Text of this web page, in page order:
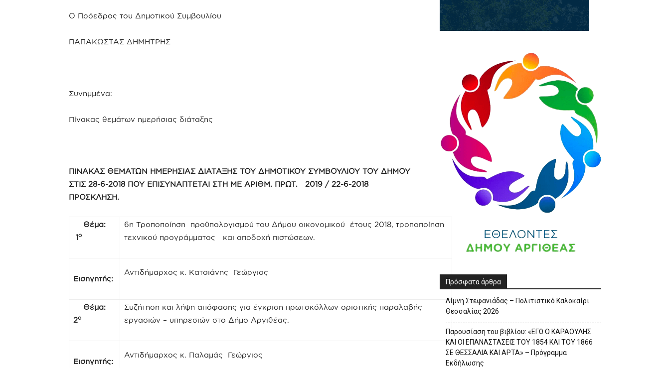
Ο Πρόεδρος του Δημοτικού Συμβουλίου
ΠΑΠΑΚΩΣΤΑΣ ΔΗΜΗΤΡΗΣ
Συνημμένα:
Πίνακας θεμάτων ημερήσιας διάταξης
ΠΙΝΑΚΑΣ ΘΕΜΑΤΩΝ ΗΜΕΡΗΣΙΑΣ ΔΙΑΤΑΞΗΣ ΤΟΥ ΔΗΜΟΤΙΚΟΥ ΣΥΜΒΟΥΛΙΟΥ ΤΟΥ ΔΗΜΟΥ
ΣΤΙΣ 28-6-2018 ΠΟΥ ΕΠΙΣΥΝΑΠΤΕΤΑΙ ΣΤΗ ΜΕ ΑΡΙΘΜ. ΠΡΩΤ. 2019 / 22-6-2018
ΠΡΟΣΚΛΗΣΗ.
Θέμα:
1ο
6η Τροποποίηση προϋπολογισμού του Δήμου οικονομικού έτους 2018, τροποποίηση
τεχνικού προγράμματος και αποδοχή πιστώσεων.
Εισηγητής:
Αντιδήμαρχος κ. Κατσιάνης Γεώργιος
Θέμα:
2ο
Συζήτηση και λήψη απόφασης για έγκριση πρωτοκόλλων οριστικής παραλαβής
εργασιών – υπηρεσιών στο Δήμο Αργιθέας.
Εισηγητής:
Αντιδήμαρχος κ. Παλαμάς Γεώργιος
Πρόσφατα άρθρα
Λίμνη Στεφανιάδας – Πολιτιστικό Καλοκαίρι
Θεσσαλίας 2026
Παρουσίαση του βιβλίου: «ΕΓΩ Ο ΚΑΡΑΟΥΛΗΣ
ΚΑΙ ΟΙ ΕΠΑΝΑΣΤΑΣΕΙΣ ΤΟΥ 1854 ΚΑΙ ΤΟΥ 1866
ΣΕ ΘΕΣΣΑΛΙΑ ΚΑΙ ΑΡΤΑ» – Πρόγραμμα
Εκδήλωσης